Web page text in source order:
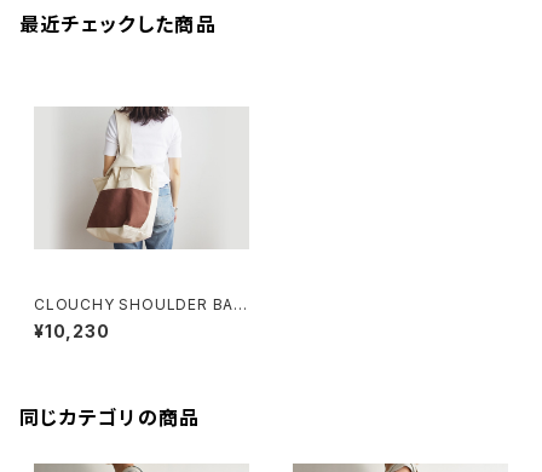
最近チェックした商品
CLOUCHY SHOULDER BAG
(キナリ×コーヒー/ブラウン)
¥10,230
同じカテゴリの商品